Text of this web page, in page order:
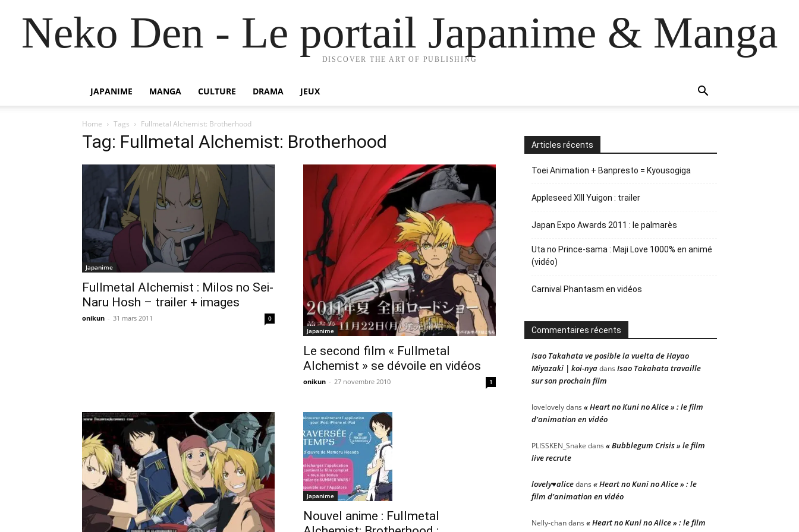
Neko Den - Le portail Japanime & Manga
DISCOVER THE ART OF PUBLISHING
JAPANIME MANGA CULTURE DRAMA JEUX
Home Tags Fullmetal Alchemist: Brotherhood
Tag: Fullmetal Alchemist: Brotherhood
Japanime
Fullmetal Alchemist : Milos no Sei-
Naru Hosh – trailer + images
onikun - 31 mars 2011
0
Japanime
Le second film « Fullmetal
Alchemist » se dévoile en vidéos
onikun - 27 novembre 2010 1
Japanime
Nouvel anime : Fullmetal
Articles récents
Toei Animation + Banpresto = Kyousogiga
Appleseed XIII Yuigon : trailer
Japan Expo Awards 2011 : le palmarès
Uta no Prince-sama : Maji Love 1000% en animé
(vidéo)
Carnival Phantasm en vidéos
Commentaires récents
Isao Takahata ve posible la vuelta de Hayao
Miyazaki | koi-nyadans Isao Takahata travaille
sur son prochain film
lovelovelydans « Heart no Kuni no Alice » : le film
d’animation en vidéo
PLISSKEN_Snake dans « Bubblegum Crisis » le film
live recrute
lovely♥alicedans « Heart no Kuni no Alice » : le
film d’animation en vidéo
Nelly-chandans « Heart no Kuni no Alice » : le film